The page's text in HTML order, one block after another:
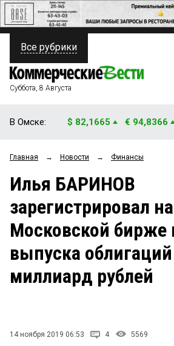
ПОЛИТИКА
ФИНАНСЫ
ОБЩЕСТВО
ЗАКОН
НОВОСТИ КОМПАНИЙ
СТИЛЬ ЖИЗНИ
Все рубрики
Суббота, 8 Августа
В Омске: $ 82,1665 € 94,8366
Главная → Новости → Финансы
Илья БАРИНОВ
зарегистрировал на
Московской бирже
выпуска
миллиард рублей
14 ноября 2019 06:53 4 5569